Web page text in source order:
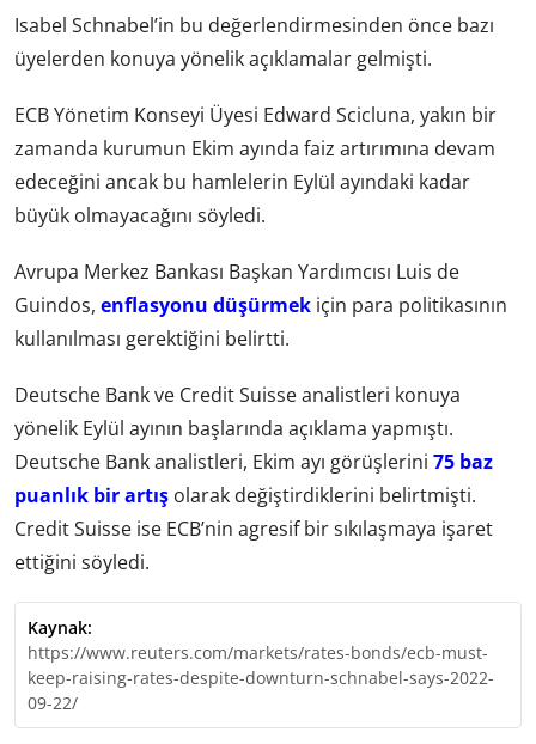
Isabel Schnabel’in bu değerlendirmesinden önce bazı
üyelerden konuya yönelik açıklamalar gelmişti.
ECB Yönetim Konseyi Üyesi Edward Scicluna, yakın bir
zamanda kurumun Ekim ayında faiz artırımına devam
edeceğini ancak bu hamlelerin Eylül ayındaki kadar
büyük olmayacağını söyledi.
Avrupa Merkez Bankası Başkan Yardımcısı Luis de
Guindos, enflasyonu düşürmek için para politikasının
kullanılması gerektiğini belirtti.
Deutsche Bank ve Credit Suisse analistleri konuya
yönelik Eylül ayının başlarında açıklama yapmıştı.
Deutsche Bank analistleri, Ekim ayı görüşlerini 75 baz
puanlık bir artış olarak değiştirdiklerini belirtmişti.
Credit Suisse ise ECB’nin agresif bir sıkılaşmaya işaret
ettiğini söyledi.
Kaynak:
https://www.reuters.com/markets/rates-bonds/ecb-must-
keep-raising-rates-despite-downturn-schnabel-says-2022-
09-22/